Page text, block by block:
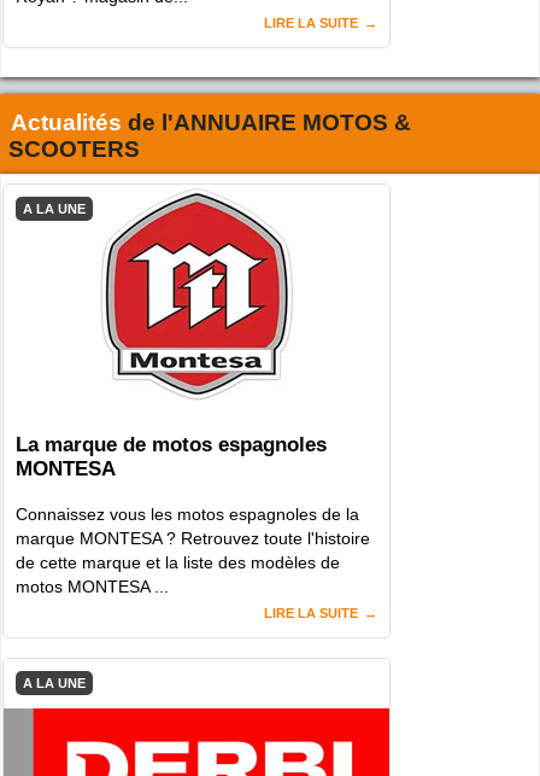
LIRE LA SUITE
Actualités de l'ANNUAIRE MOTOS &
SCOOTERS
A LA UNE
La marque de motos espagnoles
MONTESA
Connaissez vous les motos espagnoles de la
marque MONTESA ? Retrouvez toute l'histoire
de cette marque et la liste des modèles de
motos MONTESA ...
LIRE LA SUITE
A LA UNE